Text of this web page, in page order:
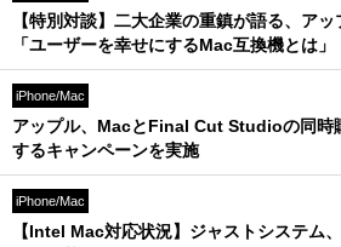
【特別対談】二大企業の重鎮が語る、ア
「ユーザーを幸せにするMac互換機とは」
iPhone/Mac
アップル、MacとFinal Cut Studioの同時
するキャンペーンを実施
iPhone/Mac
【Intel Mac対応状況】ジャストシステム